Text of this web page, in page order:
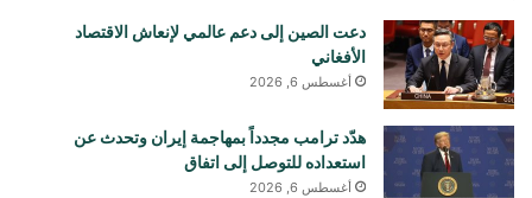
دعت الصين إلى دعم عالمي لإنعاش الاقتصاد
الأفغاني
أغسطس 6, 2026
هدّد ترامب مجدداً بمهاجمة إيران وتحدث عن
استعداده للتوصل إلى اتفاق
أغسطس 6, 2026